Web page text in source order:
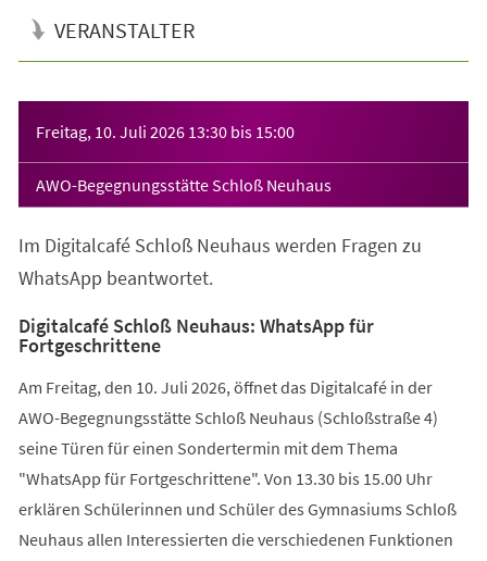
VERANSTALTER
Freitag, 10. Juli 2026 13:30 bis 15:00
AWO-Begegnungsstätte Schloß Neuhaus
Im Digitalcafé Schloß Neuhaus werden Fragen zu
WhatsApp beantwortet.
Digitalcafé Schloß Neuhaus: WhatsApp für
Fortgeschrittene
Am Freitag, den 10. Juli 2026, öffnet das Digitalcafé in der
AWO-Begegnungsstätte Schloß Neuhaus (Schloßstraße 4)
seine Türen für einen Sondertermin mit dem Thema
"WhatsApp für Fortgeschrittene". Von 13.30 bis 15.00 Uhr
erklären Schülerinnen und Schüler des Gymnasiums Schloß
Neuhaus allen Interessierten die verschiedenen Funktionen